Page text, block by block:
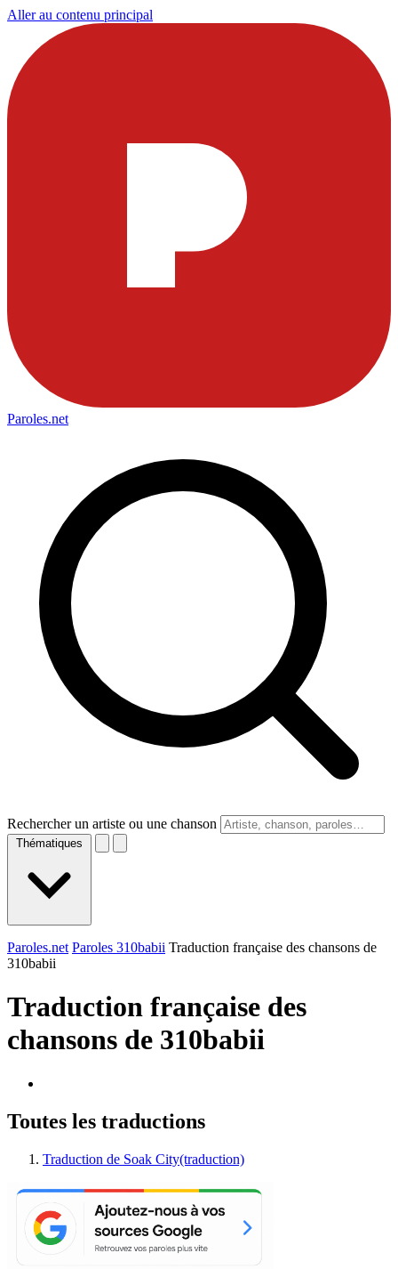
Aller au contenu principal
Paroles.net
Rechercher un artiste ou une chanson
Thématiques
Paroles.net Paroles 310babii Traduction française des chansons de
310babii
Traduction française des
chansons de 310babii
Toutes les traductions
Traduction de Soak City(traduction)